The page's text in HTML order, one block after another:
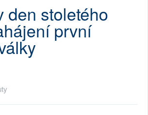
den stoletého
první